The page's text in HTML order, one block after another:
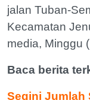
jalan Tuban-
Kecamatan
media, Minggu
Baca berita
Segini Jumlah